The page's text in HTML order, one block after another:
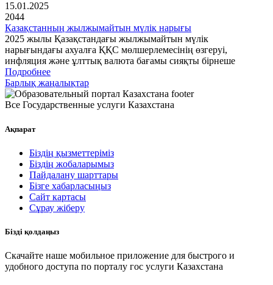
15.01.2025
2044
Қазақстанның жылжымайтын мүлік нарығы
2025 жылы Қазақстандағы жылжымайтын мүлік
нарығындағы ахуалға ҚҚС мөлшерлемесінің өзгеруі,
инфляция және ұлттық валюта бағамы сияқты бірнеше
Подробнее
Барлық жаңалықтар
Все Государственные услуги Казахстана
Ақпарат
Біздің қызметтеріміз
Біздің жобаларымыз
Пайдалану шарттары
Бізге хабарласыңыз
Сайт картасы
Сұрау жіберу
Бізді қолдаңыз
Скачайте наше мобильное приложение для быстрого и
удобного доступа по порталу гос услуги Казахстана